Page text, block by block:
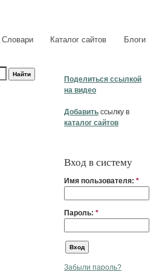
Словари Каталог сайтов Блоги
Поделиться ссылкой
на видео
Добавить ссылку в
каталог сайтов
Вход в систему
Имя пользователя: *
Пароль: *
Забыли пароль?